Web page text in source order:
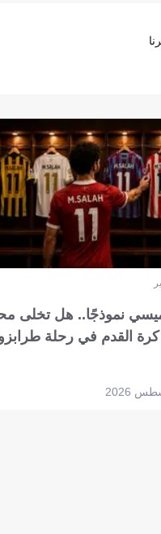
نموذجًا.. هل تخلى
القدم في رحلة